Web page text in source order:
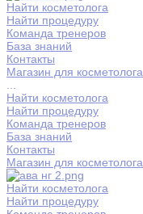
Найти косметолога
Найти процедуру
Команда тренеров
База знаний
Контакты
Магазин для косметолога
Найти косметолога
Найти процедуру
Команда тренеров
База знаний
Контакты
Магазин для косметолога
Найти косметолога
Найти процедуру